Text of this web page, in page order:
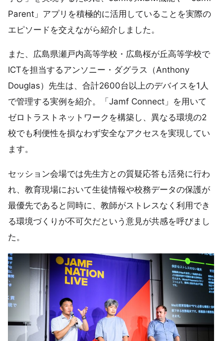
Parent」アプリを積極的に活用していることを実際の
エピソードを交えながら紹介しました。
また、広島県瀬戸内高等学校・広島桜が丘高等学校で
ICTを担当するアンソニー・ダグラス（Anthony
Douglas）先生は、合計2600台以上のデバイスを1人
で管理する実例を紹介。「Jamf Connect」を用いて
ゼロトラストネットワークを構築し、異なる環境の2
校でも利便性を損なわず安全なアクセスを実現してい
ます。
セッション会場では先生方との質疑応答も活発に行わ
れ、教育現場において生徒情報や校務データの保護が
最優先であると同時に、教師がストレスなく利用でき
る環境づくりが不可欠だという意見が共感を呼びまし
た。